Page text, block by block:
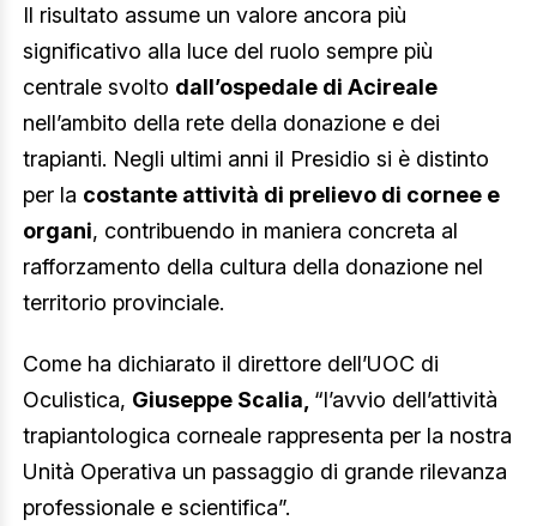
Il risultato assume un valore ancora più
significativo alla luce del ruolo sempre più
centrale svolto dall’ospedale di Acireale
nell’ambito della rete della donazione e dei
trapianti. Negli ultimi anni il Presidio si è distinto
per la costante attività di prelievo di cornee e
organi, contribuendo in maniera concreta al
rafforzamento della cultura della donazione nel
territorio provinciale.
Come ha dichiarato il direttore dell’UOC di
Oculistica, Giuseppe Scalia, “l’avvio dell’attività
trapiantologica corneale rappresenta per la nostra
Unità Operativa un passaggio di grande rilevanza
professionale e scientifica”.